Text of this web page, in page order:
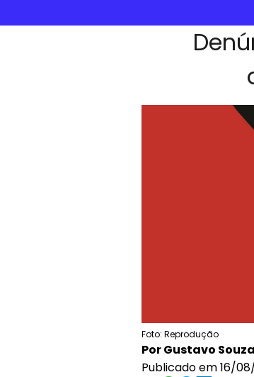
Foto: Reprodução
Por Gustavo Souza
Publicado em 16/08/